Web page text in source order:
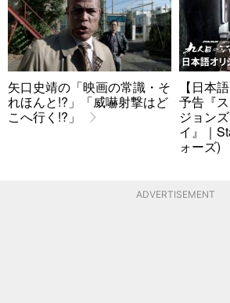
矢口史靖の「映画の常識・そ
れほんと!?」「威嚇射撃はど
こへ行く!?」
【日本
予告『
ジョン
イ』｜
ォーズ)
ADVERTISEMENT